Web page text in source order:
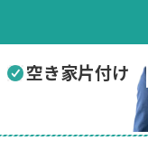
空き家片付け